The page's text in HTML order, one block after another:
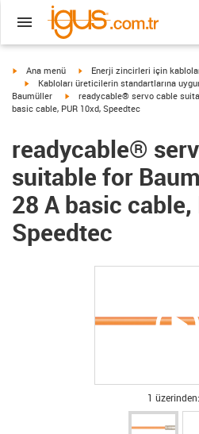
igus-icon-arrow-right
Ana menü igus-icon-arrow-right
Enerji zincirleri için
igus-icon-arrow-right
Kabloları üreticilerin standartlarına
Baumüller
igus-icon-arrow-right
readycable® servo cable
basic cable, PUR 10xd, Speedtec
readycable®
suitable for
28 A basic cable,
Speedtec
1